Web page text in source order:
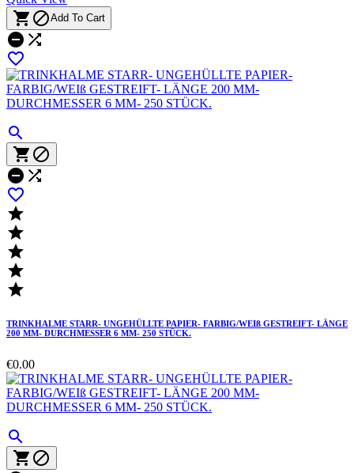
 Add To Cart
 


 
 






TRINKHALME STARR- UNGEHÜLLTE PAPIER- FARBIG/WEIß GESTREIFT- LÄNGE
200 MM- DURCHMESSER 6 MM- 250 STÜCK.
€0.00

 